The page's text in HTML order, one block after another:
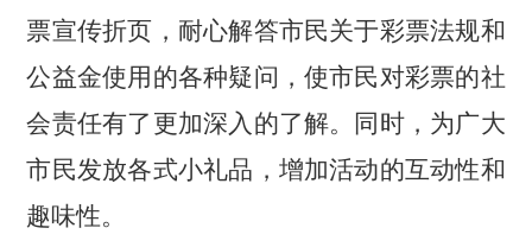
票宣传折页，耐心解答市民关于彩票法规和
公益金使用的各种疑问， 使市民对彩票的社
会责任有了更加深入的了解。
同时，为广大
市民发放各式小礼品 ， 增加活动的互动性和
趣味性。